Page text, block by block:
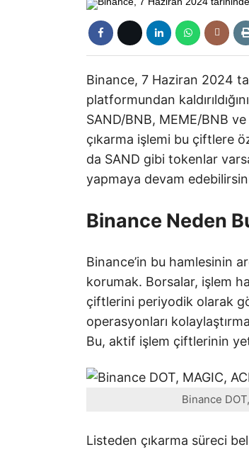
Binance, 7 Haziran 2024
platformundan
SAND/BNB, MEME/BNB
çıkarma işlemi bu çiftlere
da SAND gibi tokenlar
yapmaya devam
Binance Neden
Binance’in bu hamlesinin
korumak. Borsalar, işlem
çiftlerini periyodik olarak
operasyonları
Bu, aktif işlem çiftlerinin
Binance
Listeden çıkarma süreci